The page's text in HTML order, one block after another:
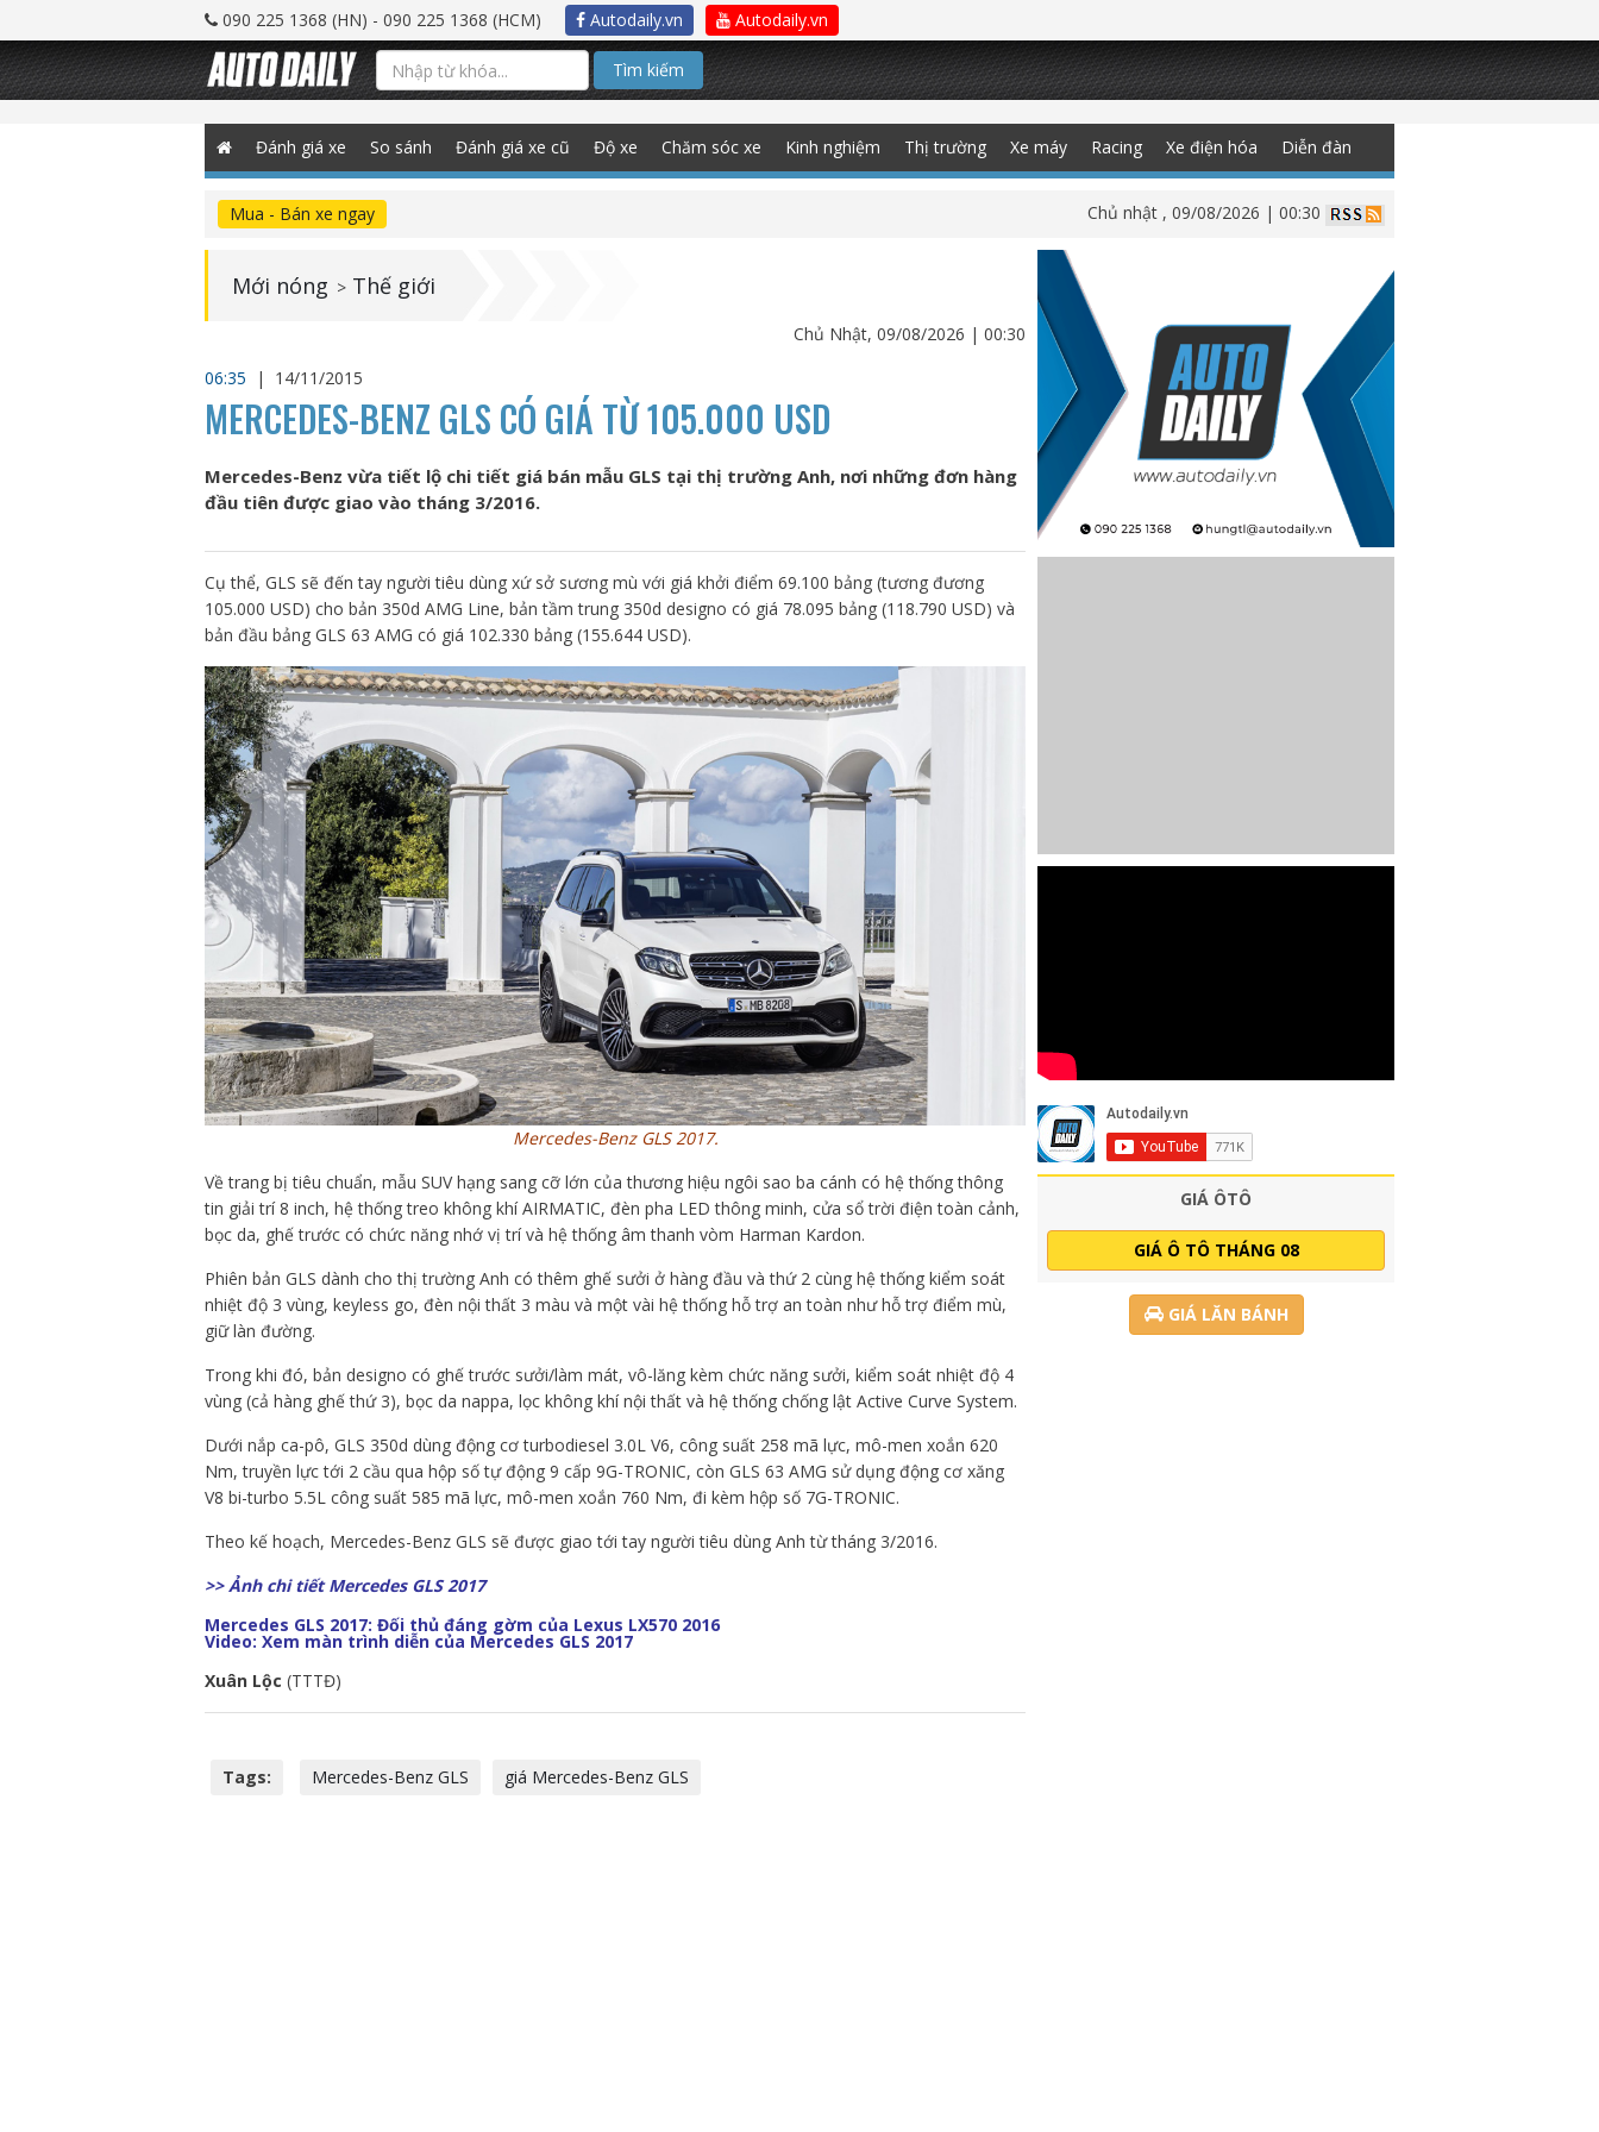
090 225 1368 (HN) - 090 225 1368 (HCM) Autodaily.vn Autodaily.vn
Tìm kiếm
Đánh giá xe So sánh Đánh giá xe cũ Độ xe Chăm sóc xe Kinh nghiệm Thị trường Xe máy Racing Xe điện hóa Diễn đàn
Mua - Bán xe ngay Chủ nhật , 09/08/2026 | 00:30
Mới nóng > Thế giới
Chủ Nhật, 09/08/2026 | 00:30
06:35
| 14/11/2015
MERCEDES-BENZ GLS CÓ GIÁ TỪ 105.000 USD
Mercedes-Benz vừa tiết lộ chi tiết giá bán mẫu GLS tại thị trường Anh, nơi những đơn hàng
đầu tiên được giao vào tháng 3/2016.
Cụ thể, GLS sẽ đến tay người tiêu dùng xứ sở sương mù với giá khởi điểm 69.100 bảng (tương đương
105.000 USD) cho bản 350d AMG Line, bản tầm trung 350d designo có giá 78.095 bảng (118.790 USD) và
bản đầu bảng GLS 63 AMG có giá 102.330 bảng (155.644 USD).
Mercedes-Benz GLS 2017.
Về trang bị tiêu chuẩn, mẫu SUV hạng sang cỡ lớn của thương hiệu ngôi sao ba cánh có hệ thống thông
tin giải trí 8 inch, hệ thống treo không khí AIRMATIC, đèn pha LED thông minh, cửa sổ trời điện toàn cảnh,
bọc da, ghế trước có chức năng nhớ vị trí và hệ thống âm thanh vòm Harman Kardon.
Phiên bản GLS dành cho thị trường Anh có thêm ghế sưởi ở hàng đầu và thứ 2 cùng hệ thống kiểm soát
nhiệt độ 3 vùng, keyless go, đèn nội thất 3 màu và một vài hệ thống hỗ trợ an toàn như hỗ trợ điểm mù,
giữ làn đường.
Trong khi đó, bản designo có ghế trước sưởi/làm mát, vô-lăng kèm chức năng sưởi, kiểm soát nhiệt độ 4
vùng (cả hàng ghế thứ 3), bọc da nappa, lọc không khí nội thất và hệ thống chống lật Active Curve System.
Dưới nắp ca-pô, GLS 350d dùng động cơ turbodiesel 3.0L V6, công suất 258 mã lực, mô-men xoắn 620
Nm, truyền lực tới 2 cầu qua hộp số tự động 9 cấp 9G-TRONIC, còn GLS 63 AMG sử dụng động cơ xăng
V8 bi-turbo 5.5L công suất 585 mã lực, mô-men xoắn 760 Nm, đi kèm hộp số 7G-TRONIC.
Theo kế hoạch, Mercedes-Benz GLS sẽ được giao tới tay người tiêu dùng Anh từ tháng 3/2016.
>> Ảnh chi tiết Mercedes GLS 2017
Mercedes GLS 2017: Đối thủ đáng gờm của Lexus LX570 2016
Video: Xem màn trình diễn của Mercedes GLS 2017
Xuân Lộc (TTTĐ)
Tags: Mercedes-Benz GLS giá Mercedes-Benz GLS
GIÁ ÔTÔ
GIÁ Ô TÔ THÁNG 08
GIÁ LĂN BÁNH